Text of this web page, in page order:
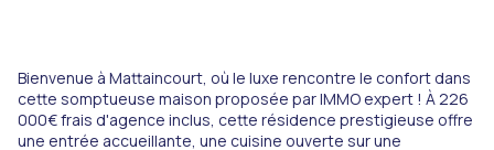
Bienvenue à Mattaincourt, où le luxe rencontre le confort dans
cette somptueuse maison proposée par IMMO expert ! À 226
000€ frais d'agence inclus, cette résidence prestigieuse offre
une entrée accueillante, une cuisine ouverte sur une